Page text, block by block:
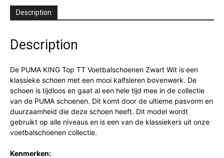
Description
Description
De PUMA KING Top TT Voetbalschoenen Zwart Wit is een
klassieke schoen met een mooi kalfsleren bovenwerk. De
schoen is tijdloos en gaat al een hele tijd mee in de collectie
van de PUMA schoenen. Dit komt door de ultieme pasvorm en
duurzaamheid die deze schoen heeft. Dit model wordt
gebruikt op alle niveaus en is een van de klassiekers uit onze
voetbalschoenen collectie.
Kenmerken: